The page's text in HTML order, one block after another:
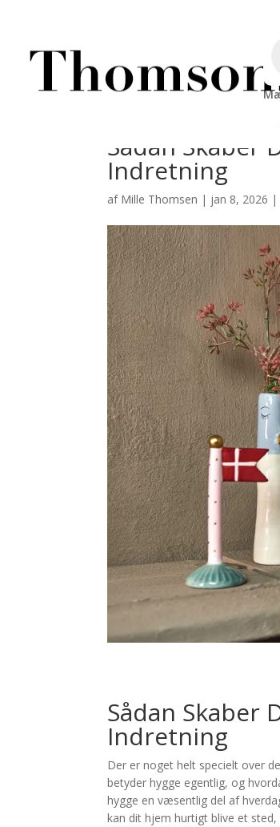
Sådan Skaber
Indretning
af Mille Thomsen | jan 8, 2026 |
Sådan Skaber
Indretning
Der er noget helt specielt over
betyder hygge egentlig, og
hygge en væsentlig del af
kan dit hjem hurtigt blive et